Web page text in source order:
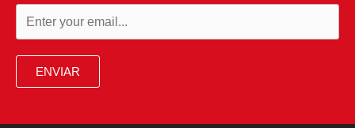
ENVIAR